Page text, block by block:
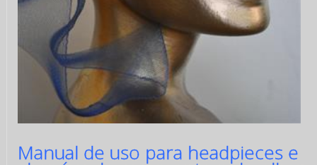
Manual de uso para headpieces e